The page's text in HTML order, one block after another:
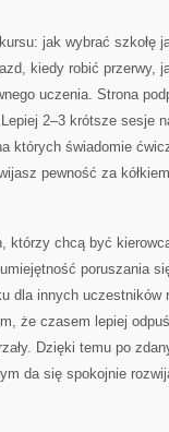
jak wybrać szkołę
kiedy robić przerwy,
uczenia. Strona
2–3 krótsze sesje
których świadomie
pewność za
którzy chcą być
poruszania
dla innych uczestników
że czasem lepiej
Dzięki temu po
da się spokojnie